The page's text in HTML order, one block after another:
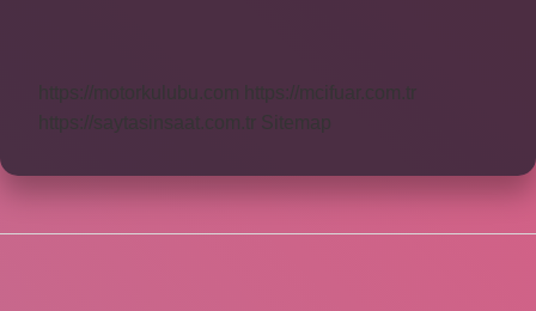
https://motorkulubu.com
https://mcifuar.com.tr
https://saytasinsaat.com.tr Sitemap